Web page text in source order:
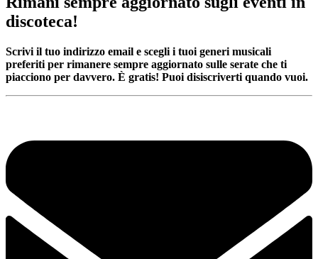
discoteca!
Scrivi il tuo indirizzo email e scegli i tuoi generi musicali
preferiti per rimanere sempre aggiornato sulle serate che ti
piacciono per davvero. È gratis! Puoi disiscriverti quando vuoi.